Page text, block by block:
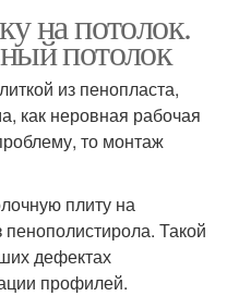
на потолок.
потолок
из пенопласта,
как неровная рабочая
то монтаж
плиту на
Такой
дефектах
профилей.